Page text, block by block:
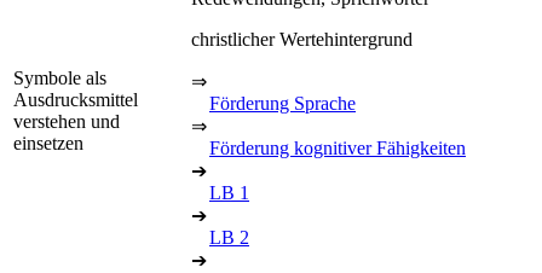
Symbole als
Ausdrucksmittel
verstehen und
einsetzen
christlicher Wertehintergrund
⇒
Förderung Sprache
⇒
Förderung kognitiver Fähigkeiten
➔
LB 1
➔
LB 2
➔